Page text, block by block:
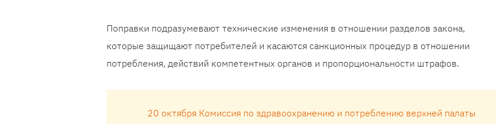
Поправки подразумевают технические изменения в отношении разделов закона,
которые защищают потребителей и касаются санкционных процедур в отношении
потребления, действий компетентных органов и пропорциональности штрафов.
20 октября Комиссия по здравоохранению и потреблению верхней палаты